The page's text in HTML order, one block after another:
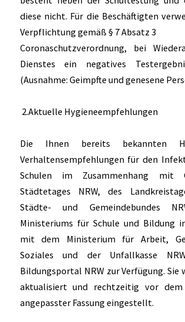
diese nicht. Für die Beschäftigten
Verpflichtung gemäß § 7 Absatz 3
Coronaschutzverordnung, bei
Dienstes ein negatives
(Ausnahme: Geimpfte und genesene
2.Aktuelle Hygieneempfehlungen
Die Ihnen bereits bekannten
Verhaltensempfehlungen für den
Schulen im Zusammenhang mit
Städtetages NRW, des
Städte- und Gemeindebundes
Ministeriums für Schule und Bildung
mit dem Ministerium für Arbeit,
Soziales und der Unfallkasse
Bildungsportal NRW zur Verfügung. Sie
aktualisiert und rechtzeitig vor
angepasster Fassung eingestellt.